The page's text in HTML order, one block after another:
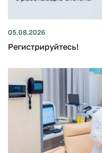
05.08.2026
Регистрируйтесь!